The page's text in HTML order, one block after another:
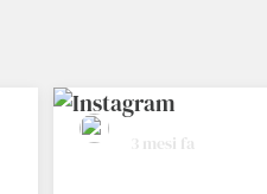
3 mesi fa